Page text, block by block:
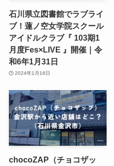
石川県立図書館でラブライ
ブ！蓮ノ空女学院スクール
アイドルクラブ『 103期1
月度Fes×LIVE 』開催｜令
和6年1月31日
2024年1月16日
chocoZAP（チョコザッ